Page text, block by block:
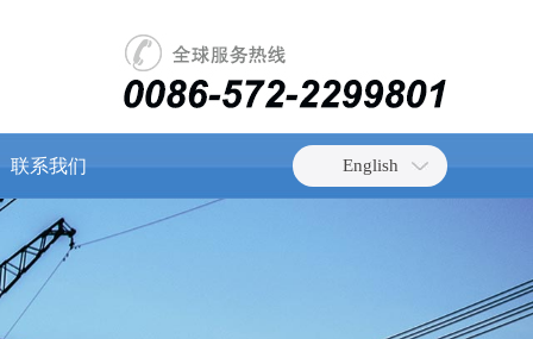
联系我们 English